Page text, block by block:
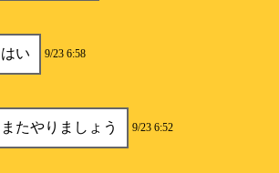
はい 9/23 6:58
またやりましょう 9/23 6:52